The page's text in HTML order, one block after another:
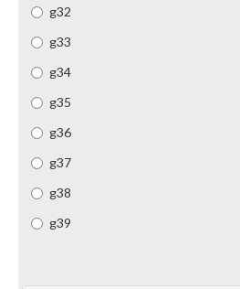
g32
g33
g34
g35
g36
g37
g38
g39